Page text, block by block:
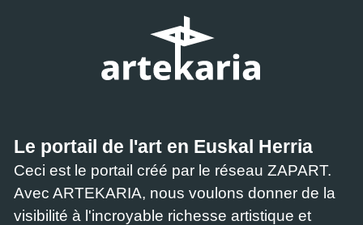
Le portail de l'art en Euskal Herria
Ceci est le portail créé par le réseau ZAPART.
Avec ARTEKARIA, nous voulons donner de la
visibilité à l'incroyable richesse artistique et